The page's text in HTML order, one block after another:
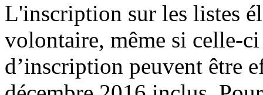
L'inscription sur les listes
volontaire, même si celle-
d’inscription peuvent être